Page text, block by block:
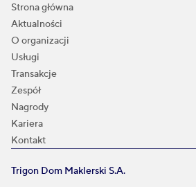
Strona główna
Aktualności
O organizacji
Usługi
Transakcje
Zespół
Nagrody
Kariera
Kontakt
Trigon Dom Maklerski S.A.